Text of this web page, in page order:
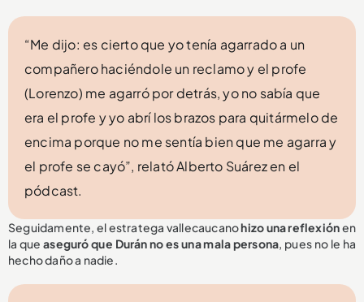
“Me dijo: es cierto que yo tenía agarrado a un
compañero haciéndole un reclamo y el profe
(Lorenzo) me agarró por detrás, yo no sabía que
era el profe y yo abrí los brazos para quitármelo de
encima porque no me sentía bien que me agarra y
el profe se cayó”, relató Alberto Suárez en el
pódcast.
Seguidamente, el estratega vallecaucanohizo una reflexiónen
la queaseguró que Durán no es una mala persona, pues no le ha
hecho daño a nadie.